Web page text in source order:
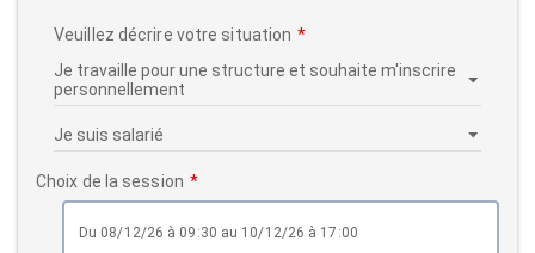
Veuillez décrire votre situation
Choix de la session
du 08/12/26 à 09:30 au 10/12/26 à 17:00